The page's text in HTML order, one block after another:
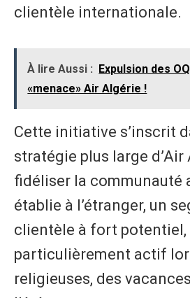
clientèle internationale.
À lire Aussi : Expulsion des
«menace» Air Algérie !
Cette initiative s’inscrit
stratégie plus large
fidéliser la communauté
établie à l’étranger, un
clientèle à fort potentiel,
particulièrement actif
religieuses, des